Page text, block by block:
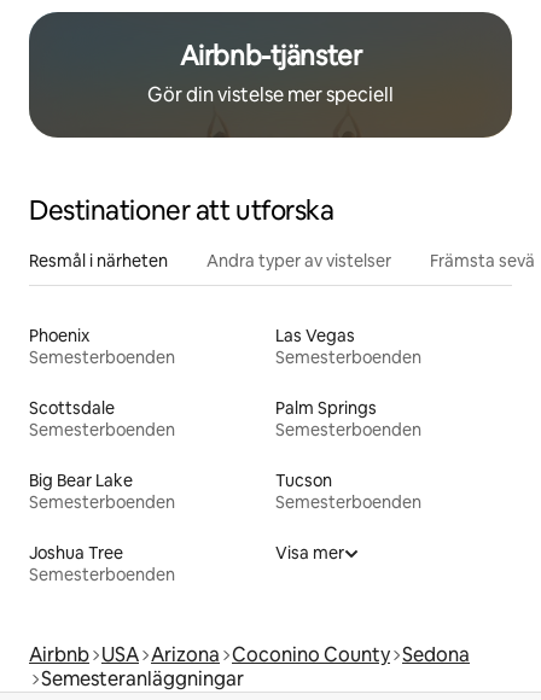
Airbnb-tjänster
Gör din vistelse mer speciell
Destinationer att utforska
Resmål i närheten Andra typer av vistelser Främsta
Phoenix
Semesterboenden
Las Vegas
Semesterboenden
Scottsdale
Semesterboenden
Palm Springs
Semesterboenden
Big Bear Lake
Semesterboenden
Tucson
Semesterboenden
Joshua Tree
Semesterboenden
Visa mer
Airbnb USA Arizona Coconino County Sedona
Semesteranläggningar